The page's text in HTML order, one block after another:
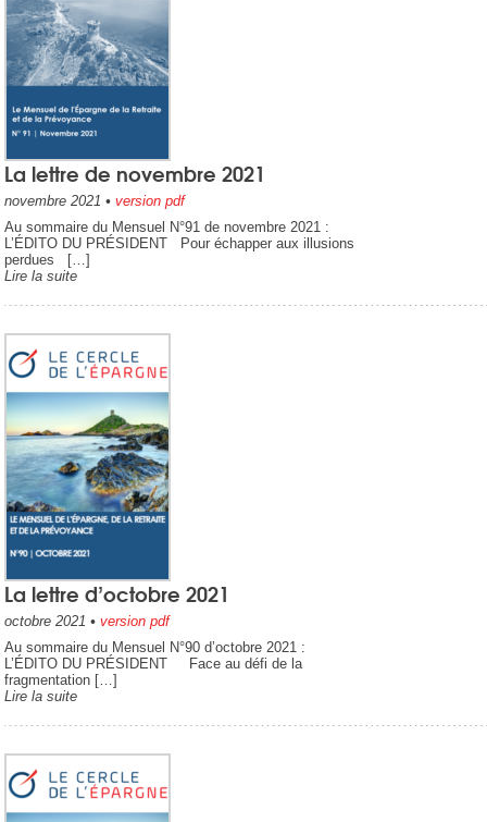
La lettre de novembre 2021
novembre 2021• version pdf
Au sommaire du Mensuel N°91 de novembre 2021 :
L’ÉDITO DU PRÉSIDENT Pour échapper aux illusions
perdues […]
Lire la suite
La lettre d’octobre 2021
octobre 2021• version pdf
Au sommaire du Mensuel N°90 d’octobre 2021 :
L’ÉDITO DU PRÉSIDENT Face au défi de la
fragmentation […]
Lire la suite